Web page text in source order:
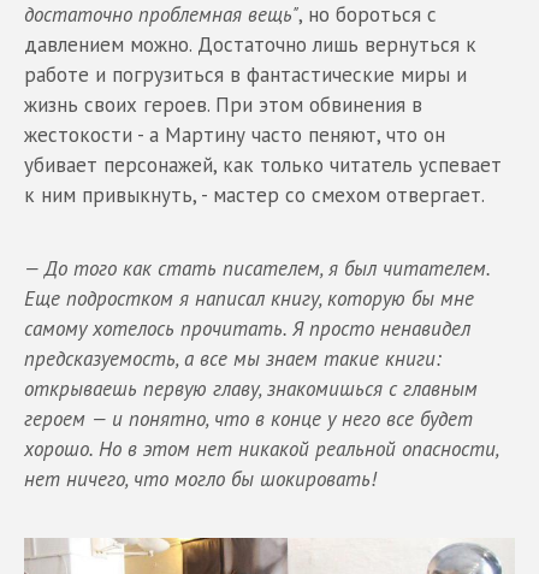
достаточно проблемная вещь", но бороться с
давлением можно. Достаточно лишь вернуться к
работе и погрузиться в фантастические миры и
жизнь своих героев. При этом обвинения в
жестокости - а Мартину часто пеняют, что он
убивает персонажей, как только читатель успевает
к ним привыкнуть, - мастер со смехом отвергает.
— До того как стать писателем, я был читателем.
Еще подростком я написал книгу, которую бы мне
самому хотелось прочитать. Я просто ненавидел
предсказуемость, а все мы знаем такие книги:
открываешь первую главу, знакомишься с главным
героем — и понятно, что в конце у него все будет
хорошо. Но в этом нет никакой реальной опасности,
нет ничего, что могло бы шокировать!